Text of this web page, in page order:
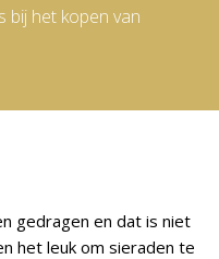
bij het kopen van
gedragen en dat is niet
het leuk om sieraden te